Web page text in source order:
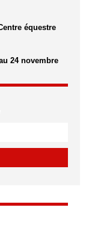
équestre
24 novembre